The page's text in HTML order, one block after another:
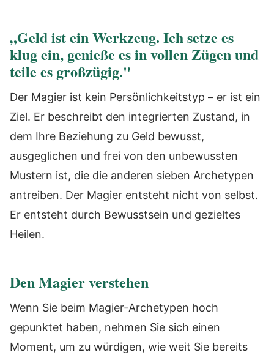
„Geld ist ein Werkzeug. Ich setze es
klug ein, genieße es in vollen Zügen und
teile es großzügig."
Der Magier ist kein Persönlichkeitstyp – er ist ein
Ziel. Er beschreibt den integrierten Zustand, in
dem Ihre Beziehung zu Geld bewusst,
ausgeglichen und frei von den unbewussten
Mustern ist, die die anderen sieben Archetypen
antreiben. Der Magier entsteht nicht von selbst.
Er entsteht durch Bewusstsein und gezieltes
Heilen.
Den Magier verstehen
Wenn Sie beim Magier-Archetypen hoch
gepunktet haben, nehmen Sie sich einen
Moment, um zu würdigen, wie weit Sie bereits